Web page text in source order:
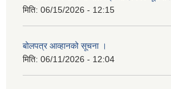
मिति: 06/15/2026 - 12:15
बोलपत्र आव्हानको सूचना ।
मिति: 06/11/2026 - 12:04